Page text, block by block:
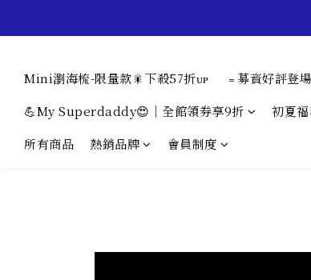
Mini瀏海梳-限量款🎇下殺57折ᴜᴘ
﹦募資好評登
💪My Superdaddy😍｜全館領券享9折
初夏
所有商品
熱銷品牌 會員制度